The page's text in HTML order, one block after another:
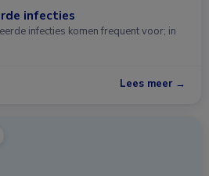
infecties
infecties komen frequent voor; in
Lees meer →